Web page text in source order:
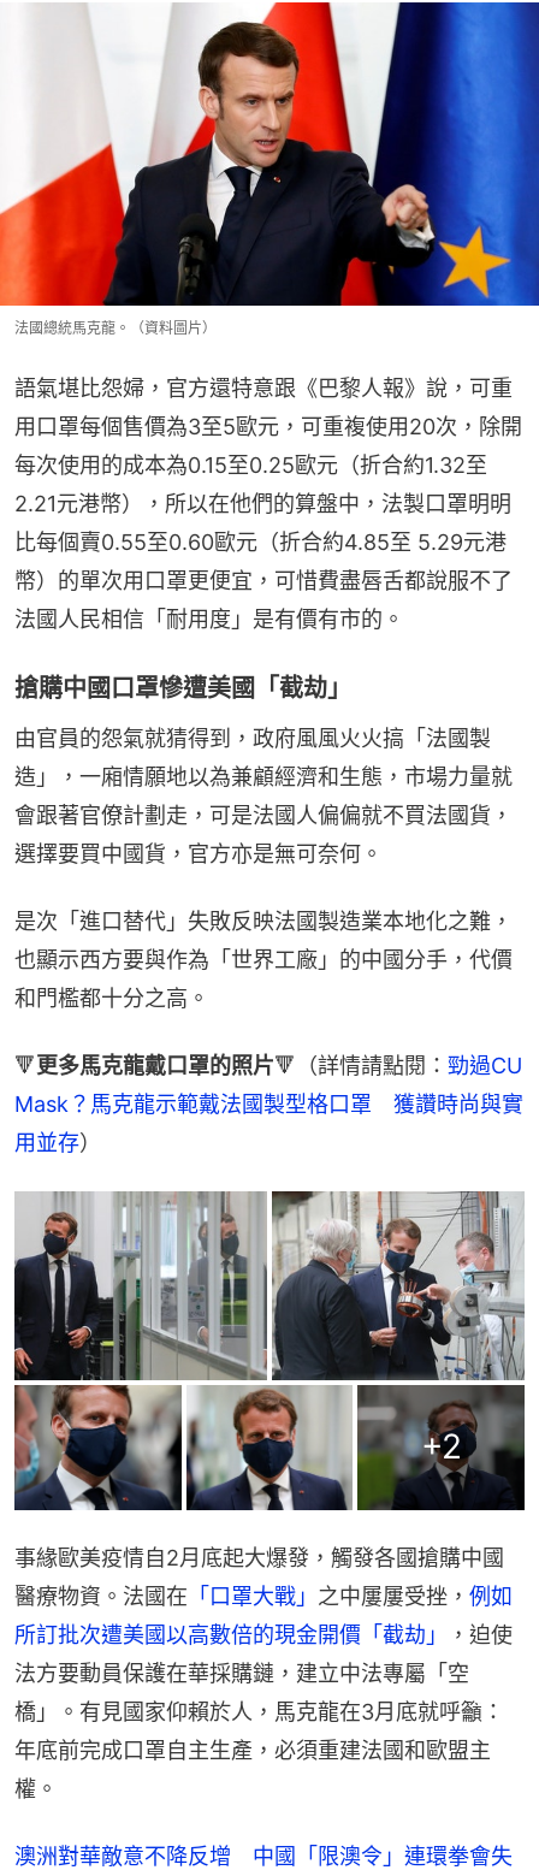
法國總統馬克龍。（資料圖片）
語氣堪比怨婦，官方還特意跟《巴黎人報》說，可重
用口罩每個售價為3至5歐元，可重複使用20次，除開
每次使用的成本為0.15至0.25歐元（折合約1.32至
2.21元港幣），所以在他們的算盤中，法製口罩明明
比每個賣0.55至0.60歐元（折合約4.85至 5.29元港
幣）的單次用口罩更便宜，可惜費盡唇舌都說服不了
法國人民相信「耐用度」是有價有市的。
搶購中國口罩慘遭美國「截劫」
由官員的怨氣就猜得到，政府風風火火搞「法國製
造」，一廂情願地以為兼顧經濟和生態，市場力量就
會跟著官僚計劃走，可是法國人偏偏就不買法國貨，
選擇要買中國貨，官方亦是無可奈何。
是次「進口替代」失敗反映法國製造業本地化之難，
也顯示西方要與作為「世界工廠」的中國分手，代價
和門檻都十分之高。
🔻更多馬克龍戴口罩的照片🔻（詳情請點閱： 勁過CU
Mask？馬克龍示範戴法國製型格口罩　獲讚時尚與實
用並存）
+2
事緣歐美疫情自2月底起大爆發，觸發各國搶購中國
醫療物資。法國在 「口罩大戰」 之中屢屢受挫， 例如
所訂批次遭美國以高數倍的現金開價「截劫」
，迫使
法方要動員保護在華採購鏈，建立中法專屬「空
橋」。有見國家仰賴於人，馬克龍在3月底就呼籲：
年底前完成口罩自主生產，必須重建法國和歐盟主
權。
澳洲對華敵意不降反增 中國「限澳令」連環拳會失